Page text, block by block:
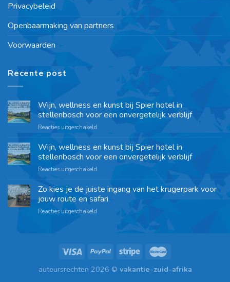
Privacybeleid
Openbaarmaking van partners
Voorwaarden
Recente post
Wijn, wellness en kunst bij Spier hotel in
stellenbosch voor een onvergetelijk verblijf
Reacties uitgeschakeld
Wijn, wellness en kunst bij Spier hotel in
stellenbosch voor een onvergetelijk verblijf
Reacties uitgeschakeld
Zo kies je de juiste ingang van het krugerpark voor
jouw route en safari
Reacties uitgeschakeld
auteursrechten 2026 © vakantie-zuid-afrika